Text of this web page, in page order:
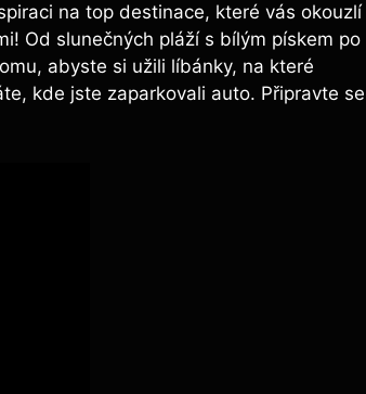
na top destinace, které vás okouzlí
Od slunečných pláží s bílým pískem po
abyste si užili líbánky, na které
kde jste zaparkovali auto. Připravte se